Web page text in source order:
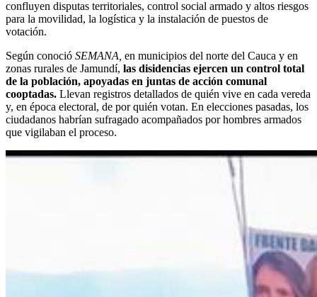
confluyen disputas territoriales, control social armado y altos riesgos
para la movilidad, la logística y la instalación de puestos de
votación.
Según conoció SEMANA, en municipios del norte del Cauca y en
zonas rurales de Jamundí, las disidencias ejercen un control total
de la población, apoyadas en juntas de acción comunal
cooptadas. Llevan registros detallados de quién vive en cada vereda
y, en época electoral, de por quién votan. En elecciones pasadas, los
ciudadanos habrían sufragado acompañados por hombres armados
que vigilaban el proceso.